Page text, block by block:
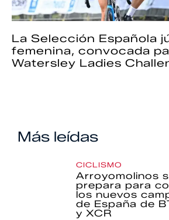
La Selección Española
femenina, convocada
Watersley Ladies
Más leídas
CICLISMO
Arroyomolinos
prepara para
los nuevos
de España de
y XCR